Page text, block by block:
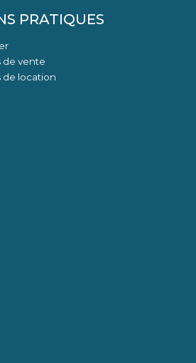
PRATIQUES
de vente
de location